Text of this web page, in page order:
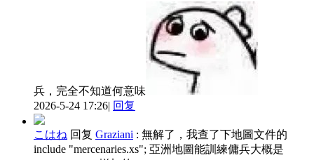
兵，完全不知道何意味
2026-5-24 17:26| 回复
こはね 回复 Graziani : 無解了，我查了下地圖文件的
include "mercenaries.xs"; 亞洲地圖能訓練傭兵大概是